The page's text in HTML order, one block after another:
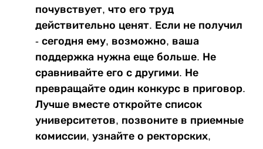
почувствует, что его труд
действительно ценят. Если не получил
- сегодня ему, возможно, ваша
поддержка нужна еще больше. Не
сравнивайте его с другими. Не
превращайте один конкурс в приговор.
Лучше вместе откройте список
университетов, позвоните в приемные
комиссии, узнайте о ректорских,